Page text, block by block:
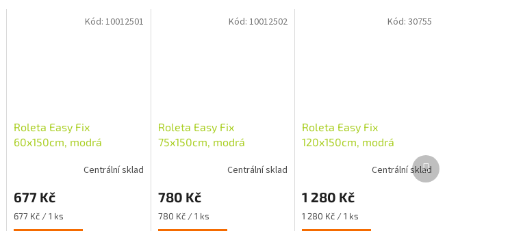
Roleta Easy Fix
60x150cm, modrá
Centrální sklad
677 Kč
Měrná
cena:
677 Kč / 1 ks
Kód: 10012501
Roleta Easy Fix
75x150cm, modrá
Centrální sklad
780 Kč
Měrná
cena:
780 Kč / 1 ks
Kód:10012502
Roleta Easy Fix
120x150cm, modrá
Centrální sklad
1 280 Kč
Měrná
cena:
1 280 Kč / 1 ks
Kód: 30755
Další
produkt